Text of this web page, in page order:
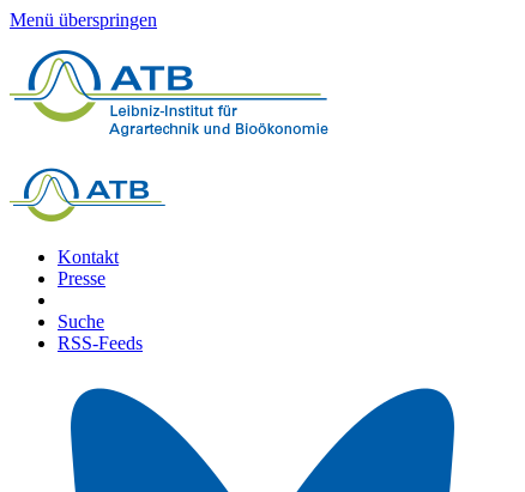
Menü überspringen
Kontakt
Presse
Suche
RSS-Feeds